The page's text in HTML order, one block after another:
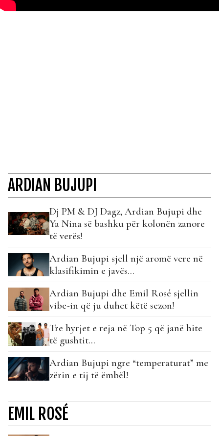
ARDIAN BUJUPI
Dj PM & DJ Dagz, Ardian Bujupi dhe
Ya Nina së bashku për kolonën zanore
të verës!
Ardian Bujupi sjell një aromë vere në
klasifikimin e javës…
Ardian Bujupi dhe Emil Rosé sjellin
vibe-in që ju duhet këtë sezon!
Tre hyrjet e reja në Top 5 që janë hite
të gushtit…
Ardian Bujupi ngre “temperaturat” me
zërin e tij të ëmbël!
EMIL ROSÉ